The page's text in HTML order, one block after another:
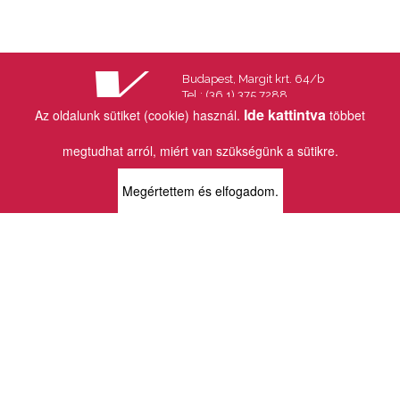
Az oldalunk sütiket (cookie) használ. Ide kattintva többet
megtudhat arról, miért van szükségünk a sütikre.
Megértettem és elfogadom.
Budapest, Margit krt. 64/b
Tel.: (36 1) 375 7288
Fax.: (36 1) 202 7145
Email: